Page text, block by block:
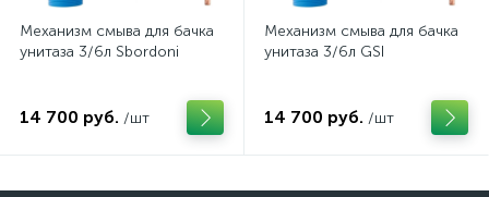
Механизм смыва для бачка
унитаза 3/6л Sbordoni
14 700 руб. /шт
Механизм смыва для бачка
унитаза 3/6л GSI
14 700 руб. /шт